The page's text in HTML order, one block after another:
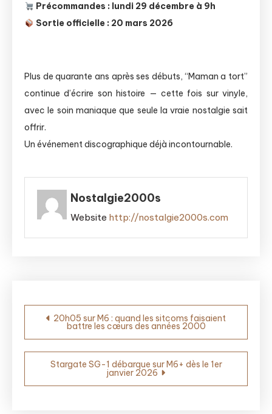
Précommandes : lundi 29 décembre à 9h
Sortie officielle : 20 mars 2026
Plus de quarante ans après ses débuts, “Maman a tort”
continue d’écrire son histoire — cette fois sur vinyle,
avec le soin maniaque que seule la vraie nostalgie sait
offrir.
Un événement discographique déjà incontournable.
Nostalgie2000s
Website http://nostalgie2000s.com
Navigation
de
l’article
20h05 sur M6 : quand les sitcoms faisaient
battre les cœurs des années 2000
Stargate SG-1 débarque sur M6+ dès le 1er
janvier 2026